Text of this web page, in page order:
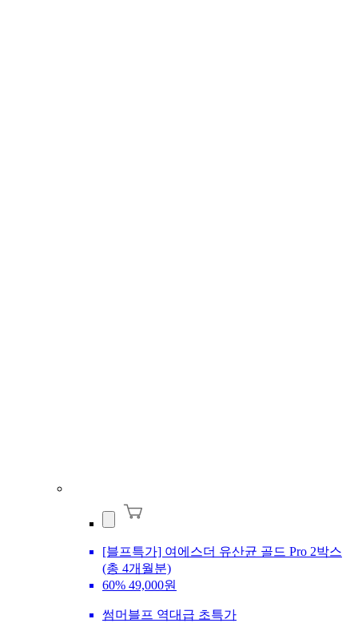
[블프특가] 여에스더 유산균 골드 Pro 2박스
(총 4개월분)
60% 49,000원
썸머블프 역대급 초특가